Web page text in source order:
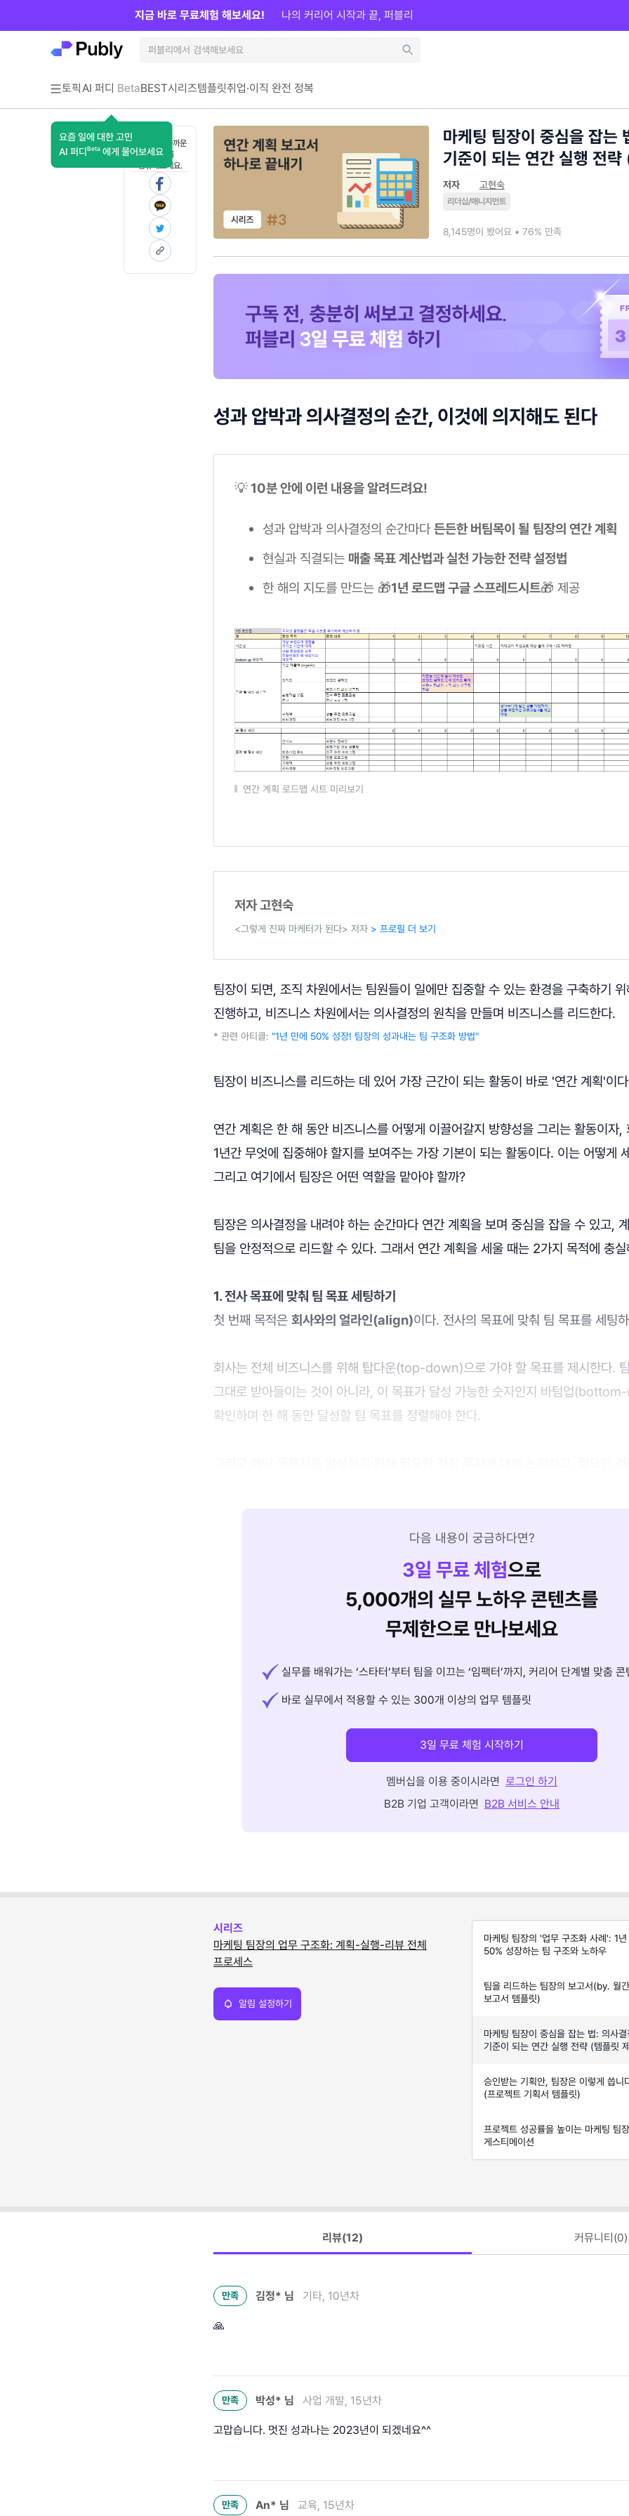
토픽AI 퍼디 Beta
요즘 일에 대한 고민
AI 퍼디 Beta 에게 물어보세요
BEST시리즈템플릿취업·이직 완전 정복
지금 바로 무료체험 해보세요! 나의 커리어 시작과 끝, 퍼블리
혼자 보기 아까운
콘텐츠를
공유해보세요.
마케팅 팀장이 중심을 잡는
기준이 되는 연간 실행 전
저자 고현숙
리더십/매니지먼트
8,145명이 봤어요 • 76% 만족
성과 압박과 의사결정의 순간, 이것에 의지해도 된다
💡 10분 안에 이런 내용을 알려드려요!
성과 압박과 의사결정의 순간마다 든든한 버팀목이 될 팀장의 연간 계획
현실과 직결되는 매출 목표 계산법과 실천 가능한 전략 설정법
한 해의 지도를 만드는 🎁1년 로드맵 구글 스프레드시트🎁 제공
연간 계획 로드맵 시트 미리보기
저자 고현숙
<그렇게 진짜 마케터가 된다> 저자 > 프로필 더 보기
팀장이 되면, 조직 차원에서는 팀원들이 일에만 집중할 수 있는 환경을 구축하기
진행하고, 비즈니스 차원에서는 의사결정의 원칙을 만들며 비즈니스를 리드한다.
* 관련 아티클: "1년 만에 50% 성장! 팀장의 성과내는 팀 구조화 방법"
팀장이 비즈니스를 리드하는 데 있어 가장 근간이 되는 활동이 바로 '연간 계획'이
연간 계획은 한 해 동안 비즈니스를 어떻게 이끌어갈지 방향성을 그리는 활동이자,
1년간 무엇에 집중해야 할지를 보여주는 가장 기본이 되는 활동이다. 이는 어떻게
그리고 여기에서 팀장은 어떤 역할을 맡아야 할까?
팀장은 의사결정을 내려야 하는 순간마다 연간 계획을 보며 중심을 잡을 수 있고,
팀을 안정적으로 리드할 수 있다. 그래서 연간 계획을 세울 때는 2가지 목적에 충
1. 전사 목표에 맞춰 팀 목표 세팅하기
첫 번째 목적은 회사와의 얼라인(align)이다. 전사의 목표에 맞춰 팀 목표를 세팅
회사는 전체 비즈니스를 위해 탑다운(top-down)으로 가야 할 목표를 제시한다.
그대로 받아들이는 것이 아니라, 이 목표가 달성 가능한 숫자인지 바텀업
확인하며 한 해 동안 달성할 팀 목표를 정렬해야 한다.
다음 내용이 궁금하다면?
3일 무료 체험으로
5,000개의 실무 노하우 콘텐츠를
무제한으로 만나보세요
실무를 배워가는 ‘스타터’부터 팀을 이끄는 ‘임팩터’까지, 커리어 단계별 맞춤 콘
바로 실무에서 적용할 수 있는 300개 이상의 업무 템플릿
3일 무료 체험 시작하기
멤버십을 이용 중이시라면 로그인 하기
B2B 기업 고객이라면 B2B 서비스 안내
시리즈
마케팅 팀장의 업무 구조화: 계획-실행-리뷰 전체
프로세스
알림 설정하기
마케팅 팀장의 '업무 구조화 사례': 1년
50% 성장하는 팀 구조와 노하우
팀을 리드하는 팀장의 보고서(by. 월간
보고서 템플릿)
마케팅 팀장이 중심을 잡는 법: 의사결
기준이 되는 연간 실행 전략 (템플릿
승인받는 기획안, 팀장은 이렇게 씁니
(프로젝트 기획서 템플릿)
프로젝트 성공률을 높이는 마케팅 팀
게스티메이션
리뷰(12) 커뮤니티(0)
만족 김정* 님 기타, 10년차
🙏
만족 박성* 님 사업 개발, 15년차
고맙습니다. 멋진 성과나는 2023년이 되겠네요^^
만족 An* 님 교육, 15년차